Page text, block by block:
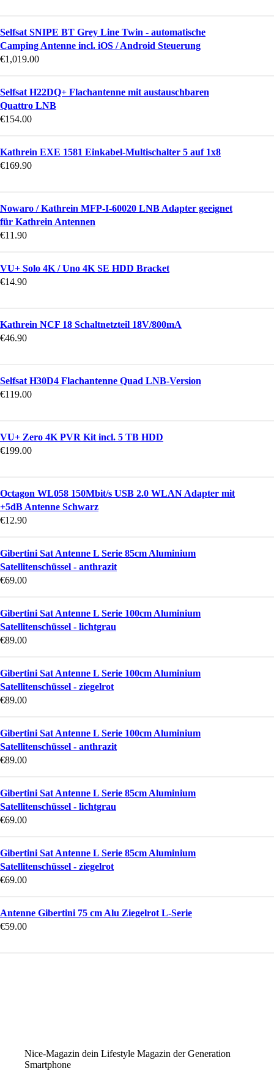
Selfsat SNIPE BT Grey Line Twin - automatische
Camping Antenne incl. iOS / Android Steuerung
€1,019.00
Selfsat H22DQ+ Flachantenne mit austauschbaren
Quattro LNB
€154.00
Kathrein EXE 1581 Einkabel-Multischalter 5 auf 1x8
€169.90
Nowaro / Kathrein MFP-I-60020 LNB Adapter geeignet
für Kathrein Antennen
€11.90
VU+ Solo 4K / Uno 4K SE HDD Bracket
€14.90
Kathrein NCF 18 Schaltnetzteil 18V/800mA
€46.90
Selfsat H30D4 Flachantenne Quad LNB-Version
€119.00
VU+ Zero 4K PVR Kit incl. 5 TB HDD
€199.00
Octagon WL058 150Mbit/s USB 2.0 WLAN Adapter mit
+5dB Antenne Schwarz
€12.90
Gibertini Sat Antenne L Serie 85cm Aluminium
Satellitenschüssel - anthrazit
€69.00
Gibertini Sat Antenne L Serie 100cm Aluminium
Satellitenschüssel - lichtgrau
€89.00
Gibertini Sat Antenne L Serie 100cm Aluminium
Satellitenschüssel - ziegelrot
€89.00
Gibertini Sat Antenne L Serie 100cm Aluminium
Satellitenschüssel - anthrazit
€89.00
Gibertini Sat Antenne L Serie 85cm Aluminium
Satellitenschüssel - lichtgrau
€69.00
Gibertini Sat Antenne L Serie 85cm Aluminium
Satellitenschüssel - ziegelrot
€69.00
Antenne Gibertini 75 cm Alu Ziegelrot L-Serie
€59.00
Nice-Magazin dein Lifestyle Magazin der Generation
Smartphone